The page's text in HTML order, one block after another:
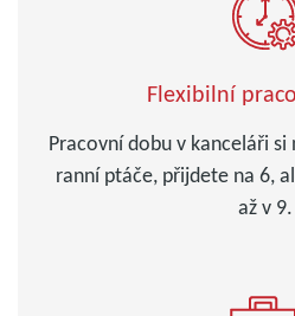
Flexibilní
Pracovní dobu v kanceláři
ranní ptáče, přijdete na 6,
až v 9.